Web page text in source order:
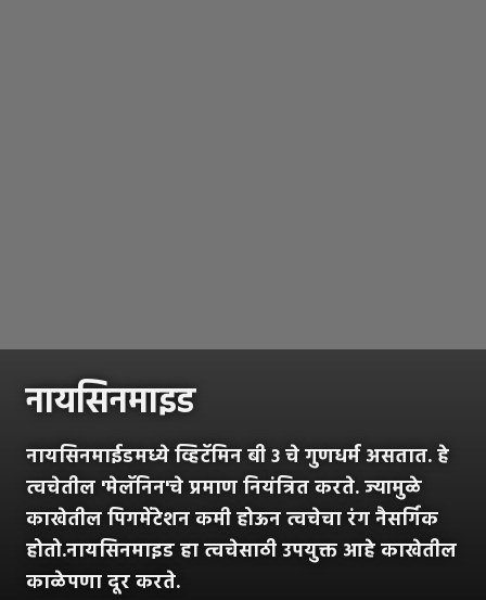
नायसिनमाइड
नायसिनमाईडमध्ये व्हिटॅमिन बी ३ चे गुणधर्म असतात. हे
त्वचेतील 'मेलॅनिन'चे प्रमाण नियंत्रित करते. ज्यामुळे
काखेतील पिगमेंटेशन कमी होऊन त्वचेचा रंग नैसर्गिक
होतो.नायसिनमाइड हा त्वचेसाठी उपयुक्त आहे काखेतील
काळेपणा दूर करते.